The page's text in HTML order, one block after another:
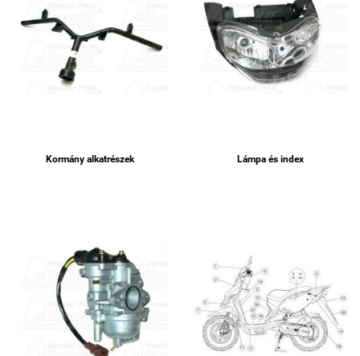
Kormány alkatrészek Lámpa és index